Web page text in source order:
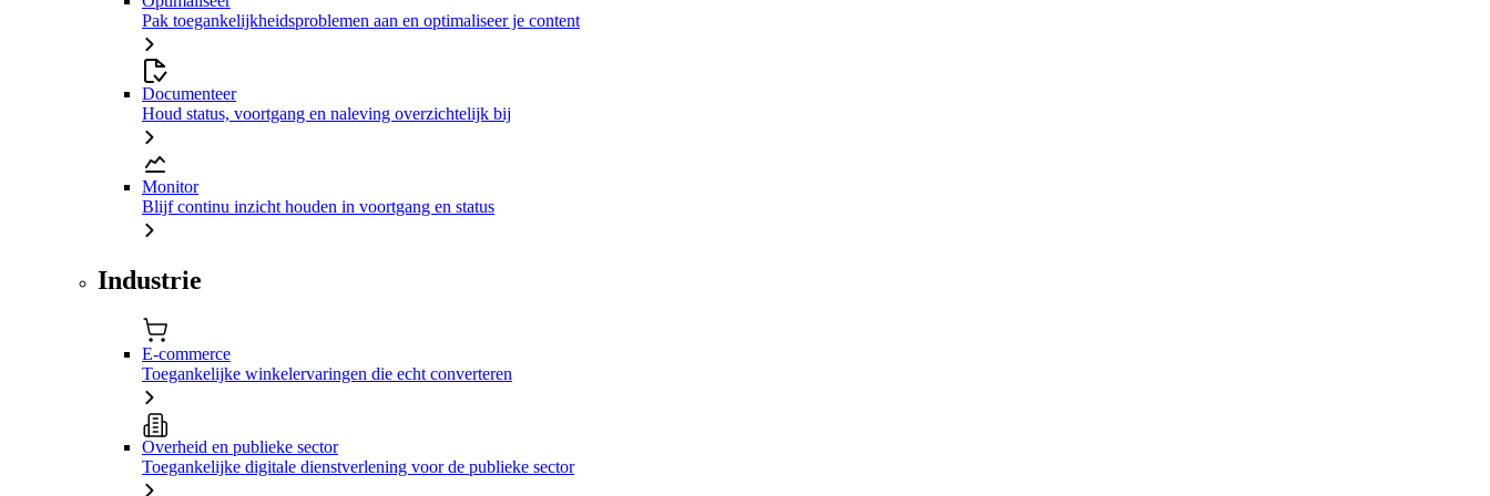
Pak toegankelijkheidsproblemen aan en optimaliseer je content
Documenteer
Houd status, voortgang en naleving overzichtelijk bij
Monitor
Blijf continu inzicht houden in voortgang en status
Industrie
E-commerce
Toegankelijke winkelervaringen die echt converteren
Overheid en publieke sector
Toegankelijke digitale dienstverlening voor de publieke sector